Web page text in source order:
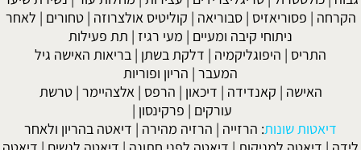
הקרחה | פסוריאזיס |סבוריאה | קוליטיס אולצרוזה |טחורים | לאחר
ניתוחי קיבה ומעיים | מעי רגיז | תת פעילות
התריס | היפוגליקמיה | דלקת בשתן | בריאות האישה גיל
המעבר | הריון ופוריות
האישה | קאנדידה | דיכאון | הרפס | אלצהיימר |טרשת
עורקים | פרקינסון |
דיאטות שונות: הרזייה | הרזיה מהירה | דיאטה בהריון ולאחר